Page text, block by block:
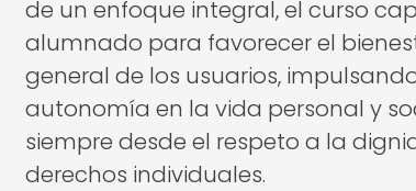
de un enfoque integral, el curso
alumnado para favorecer el
general de los usuarios,
autonomía en la vida personal y
siempre desde el respeto a la
derechos individuales.